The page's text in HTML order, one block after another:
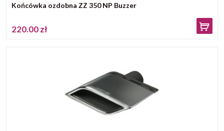
Końcówka ozdobna ZZ 350 NP Buzzer
220.00 zł